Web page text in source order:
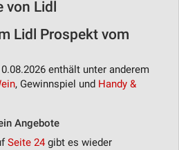
von Lidl
Lidl Prospekt vom
enthält unter anderem
, Gewinnspiel und Handy &
Angebote
Seite 24 gibt es wieder